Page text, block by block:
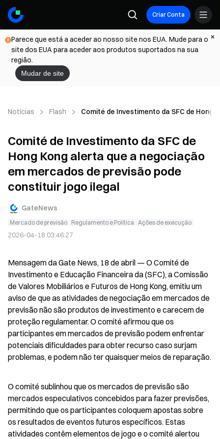
Criar Conta
Parece que está a aceder ao nosso site nos EUA. Mude para o
site dos EUA para aceder aos produtos suportados na sua
região.
Mudar de site
Notícias Flash Comité de Investimento da SFC de Hong
Comité de Investimento da SFC de
Hong Kong alerta que a negociação
em mercados de previsão pode
constituir jogo ilegal
GateNews
Mercado de previsão Regulamento e Política Ações de execução
2026-04-18 03:46:27
Mensagem da Gate News, 18 de abril — O Comité de
Investimento e Educação Financeira da (SFC), a Comissão
de Valores Mobiliários e Futuros de Hong Kong, emitiu um
aviso de que as atividades de negociação em mercados de
previsão não são produtos de investimento e carecem de
proteção regulamentar. O comité afirmou que os
participantes em mercados de previsão podem enfrentar
potenciais dificuldades para obter recurso caso surjam
problemas, e podem não ter quaisquer meios de reparação.
O comité sublinhou que os mercados de previsão são
mercados especulativos concebidos para fazer previsões,
permitindo que os participantes coloquem apostas sobre
os resultados de eventos futuros específicos. Estas
atividades contêm elementos de jogo e o comité alertou